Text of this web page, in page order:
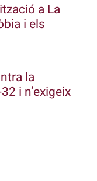
a La
i els
la
i n’exigeix